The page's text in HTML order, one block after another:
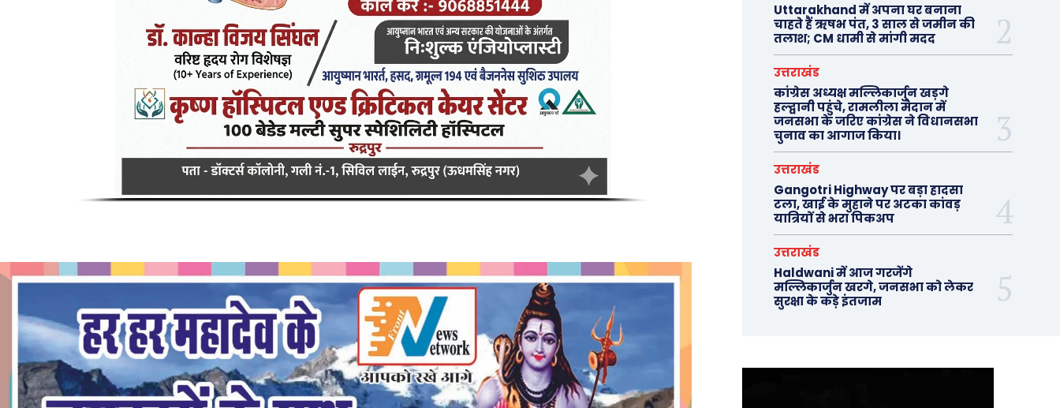
Uttarakhand में अपना घर बनाना
चाहते हैं ऋषभ पंत, 3 साल से जमीन की
तलाश; CM धामी से मांगी मदद
उत्तराखंड
कांग्रेस अध्यक्ष मल्लिकार्जुन खड़गे
हल्द्वानी पहुंचे, रामलीला मैदान में
जनसभा के जरिए कांग्रेस ने विधानसभा
चुनाव का आगाज किया।
उत्तराखंड
Gangotri Highway पर बड़ा हादसा
टला, खाई के मुहाने पर अटका कांवड़
यात्रियों से भरा पिकअप
उत्तराखंड
Haldwani में आज गरजेंगे
मल्लिकार्जुन खरगे, जनसभा को लेकर
सुरक्षा के कड़े इंतजाम